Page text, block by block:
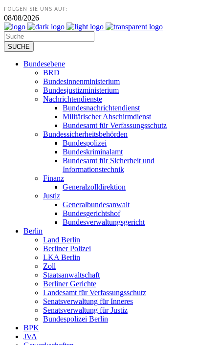
FOLGEN SIE UNS AUF:
08/08/2026
Bundesebene
BRD
Bundesinnenministerium
Bundesjustizministerium
Nachrichtendienste
Bundesnachrichtendienst
Militärischer Abschirmdienst
Bundesamt für Verfassungsschutz
Bundessicherheitsbehörden
Bundespolizei
Bundeskriminalamt
Bundesamt für Sicherheit und
Informationstechnik
Finanz
Generalzolldirektion
Justiz
Generalbundesanwalt
Bundesgerichtshof
Bundesverwaltungsgericht
Berlin
Land Berlin
Berliner Polizei
LKA Berlin
Zoll
Staatsanwaltschaft
Berliner Gerichte
Landesamt für Verfassungsschutz
Senatsverwaltung für Inneres
Senatsverwaltung für Justiz
Bundespolizei Berlin
BPK
JVA